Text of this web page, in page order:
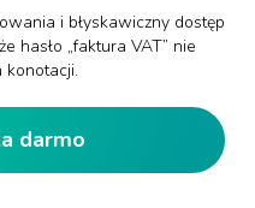
i błyskawiczny dostęp
hasło „faktura VAT” nie
konotacji.
darmo